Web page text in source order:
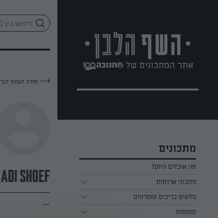
מתכונים
מה אוכלים היום?
מתכוני ארוחות
ארוחת בוקר
ארוחת צהריים
סלטים כריכים וממרחים
כל הסלטים כריכים וממרחים
תוספות
חזרה לעמוד
adi shoef
—